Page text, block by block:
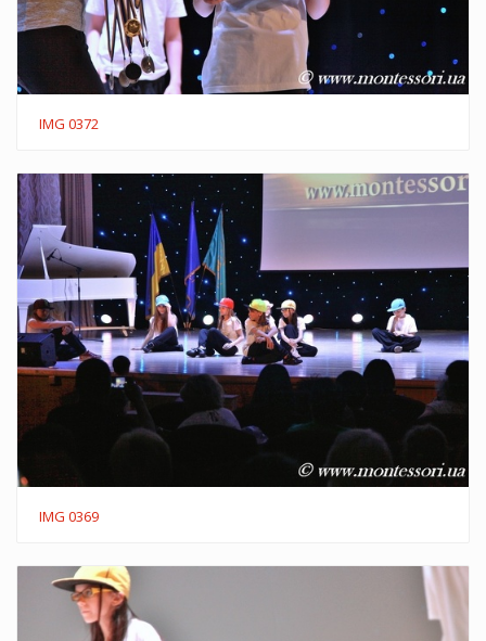
IMG 0372
IMG 0369